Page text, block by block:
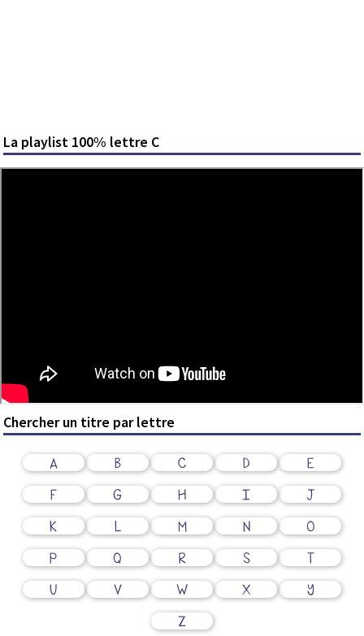
La playlist 100% lettre C
Chercher un titre par lettre
A B C D
E
F
G H I
J
K
L M N
O
P
Q R S
T
U
V W X
Y
Z